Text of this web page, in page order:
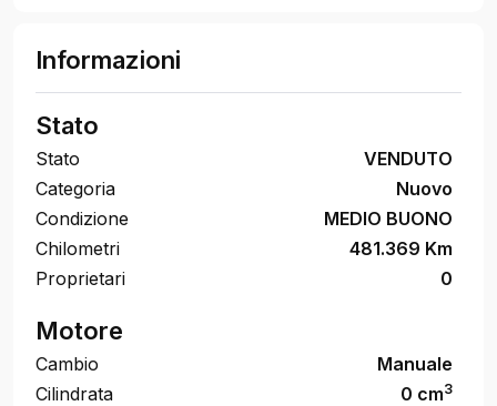
Informazioni
Stato
Stato
VENDUTO
Categoria
Nuovo
Condizione
MEDIO BUONO
Chilometri
481.369 Km
Proprietari
0
Motore
Cambio
Manuale
Cilindrata
0 cm3